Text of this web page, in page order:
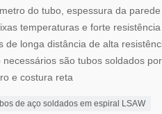
do tubo, espessura da
temperaturas e forte
de longa distância de alta
são tubos soldados
e costura reta
de aço soldados em espiral LSAW